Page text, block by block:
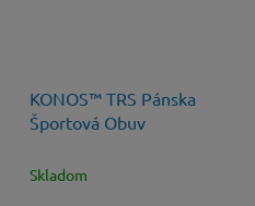
KONOS™ TRS Pánska
Športová Obuv
Skladom